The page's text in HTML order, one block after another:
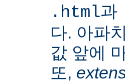
.html과
다. 아파
값 앞에
또,